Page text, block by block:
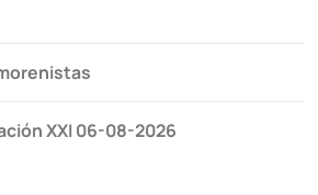
XXI 06-08-2026